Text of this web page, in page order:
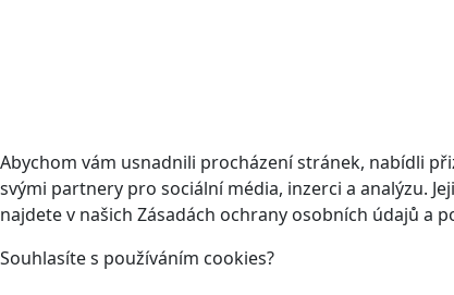
Abychom vám usnadnili procházení stránek, nabídli
svými partnery pro sociální média, inzerci a analýzu.
najdete v našich Zásadách ochrany osobních údajů a
Souhlasíte s používáním cookies?